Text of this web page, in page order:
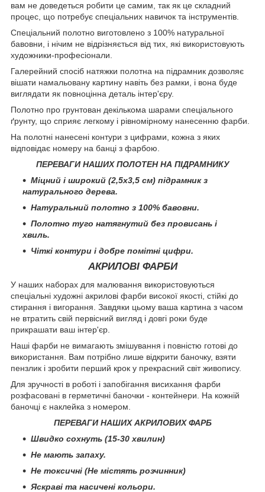
вам не доведеться робити це самим, так як це складний
процес, що потребує спеціальних навичок та інструментів.
Спеціальний полотно виготовлено з 100% натуральної
бавовни, і нічим не відрізняється від тих, які використовують
художники-професіонали.
Галерейний спосіб натяжки полотна на підрамник дозволяє
вішати намальовану картину навіть без рамки, і вона буде
виглядати як повноцінна деталь інтер'єру.
Полотно про грунтован декількома шарами спеціального
ґрунту, що сприяє легкому і рівномірному нанесенню фарби.
На полотні нанесені контури з цифрами, кожна з яких
відповідає номеру на банці з фарбою.
ПЕРЕВАГИ НАШИХ ПОЛОТЕН НА ПІДРАМНИКУ
Міцний і широкий (2,5х3,5 см) підрамник з
натурального дерева.
Натуральний полотно з 100% бавовни.
Полотно туго натягнутий без провисань і
хвиль.
Чіткі контури і добре помітні цифри.
АКРИЛОВІ ФАРБИ
У наших наборах для малювання використовуються
спеціальні художні акрилові фарби високої якості, стійкі до
стирання і вигорання. Завдяки цьому ваша картина з часом
не втратить свій первісний вигляд і довгі роки буде
прикрашати ваш інтер'єр.
Наші фарби не вимагають змішування і повністю готові до
використання. Вам потрібно лише відкрити баночку, взяти
пензлик і зробити перший крок у прекрасний світ живопису.
Для зручності в роботі і запобігання висихання фарби
розфасовані в герметичні баночки - контейнери. На кожній
баночці є наклейка з номером.
ПЕРЕВАГИ НАШИХ АКРИЛОВИХ ФАРБ
Швидко сохнуть (15-30 хвилин)
Не мають запаху.
Не токсичні (Не містять розчинник)
Яскраві та насичені кольори.